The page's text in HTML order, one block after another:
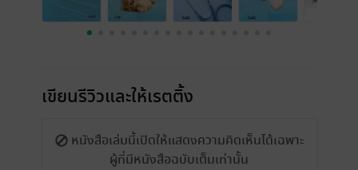
เขียนรีวิวและให้เรตติ้ง
หนังสือเล่มนี้เปิดให้แสดงความคิดเห็นได้เฉพาะ
ผู้ที่มีหนังสือฉบับเต็มเท่านั้น